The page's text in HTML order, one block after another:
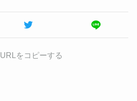
URLをコピーする